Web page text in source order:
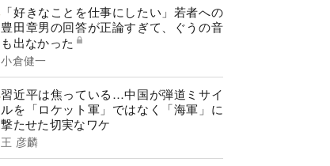
「好きなことを仕事にしたい」若者への
豊田章男の回答が正論すぎて、ぐうの音
も出なかった
小倉健一
習近平は焦っている…中国が弾道ミサイ
ルを「ロケット軍」ではなく「海軍」に
撃たせた切実なワケ
王 彦麟